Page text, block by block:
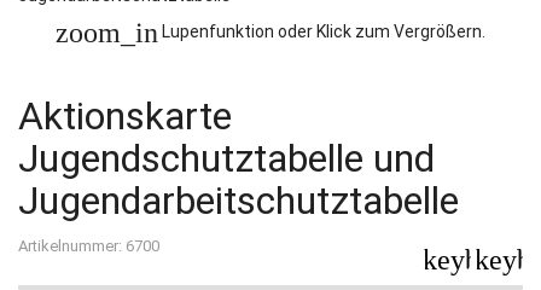
zoom_in Lupenfunktion oder Klick zum Vergrößern.
Aktionskarte
Jugendschutztabelle und
Jugendarbeitschutztabelle
Artikelnummer: 6700